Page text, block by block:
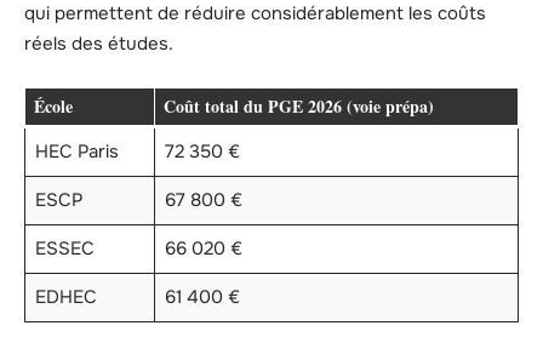
qui permettent de réduire considérablement les coûts
réels des études.
École Coût total du PGE 2026 (voie prépa)
HEC Paris
72 350 €
ESCP
67 800 €
ESSEC
66 020 €
EDHEC
61 400 €